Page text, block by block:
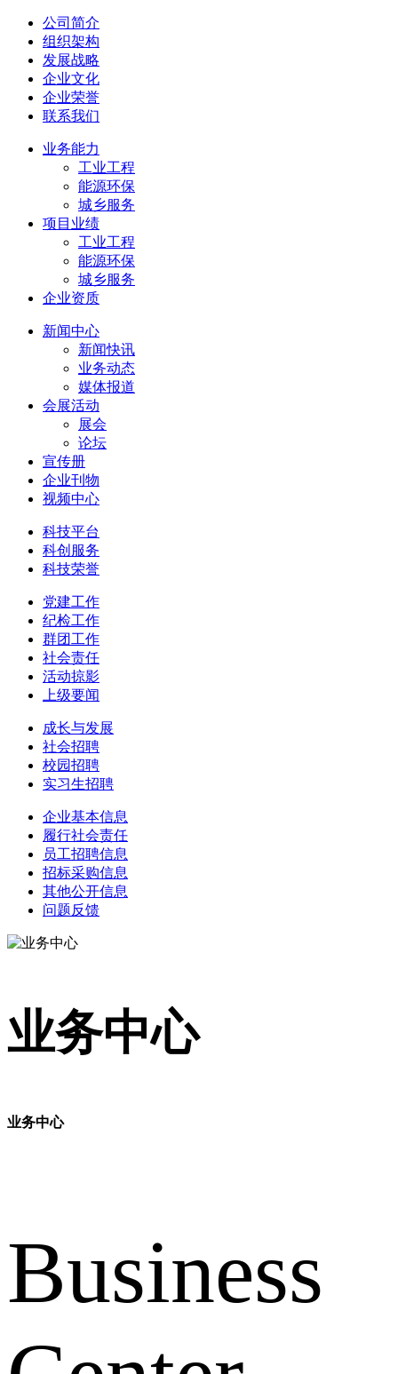
公司简介
组织架构
发展战略
企业文化
企业荣誉
联系我们
业务能力
工业工程
能源环保
城乡服务
项目业绩
工业工程
能源环保
城乡服务
企业资质
新闻中心
新闻快讯
业务动态
媒体报道
会展活动
展会
论坛
宣传册
企业刊物
视频中心
科技平台
科创服务
科技荣誉
党建工作
纪检工作
群团工作
社会责任
活动掠影
上级要闻
成长与发展
社会招聘
校园招聘
实习生招聘
企业基本信息
履行社会责任
员工招聘信息
招标采购信息
其他公开信息
问题反馈
业务中心
业务中心
Business